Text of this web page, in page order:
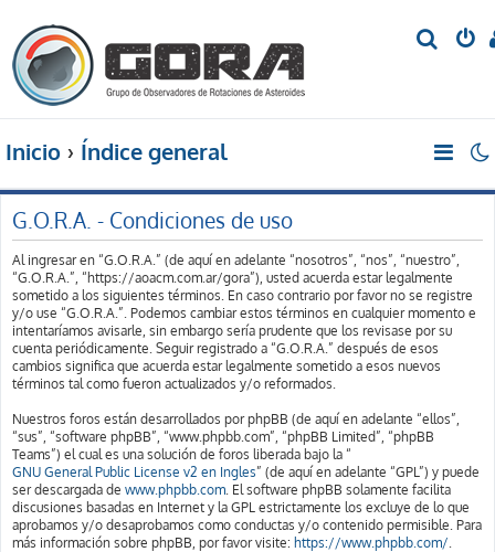
r
Inicio Índice general
G.O.R.A. - Condiciones de uso
Al ingresar en “G.O.R.A.” (de aquí en adelante “nosotros”, “nos”, “nuestro”,
“G.O.R.A.”, “https://aoacm.com.ar/gora”), usted acuerda estar legalmente
sometido a los siguientes términos. En caso contrario por favor no se registre
y/o use “G.O.R.A.”. Podemos cambiar estos términos en cualquier momento e
intentaríamos avisarle, sin embargo sería prudente que los revisase por su
cuenta periódicamente. Seguir registrado a “G.O.R.A.” después de esos
cambios significa que acuerda estar legalmente sometido a esos nuevos
términos tal como fueron actualizados y/o reformados.
Nuestros foros están desarrollados por phpBB (de aquí en adelante “ellos”,
“sus”, “software phpBB”, “www.phpbb.com”, “phpBB Limited”, “phpBB
Teams”) el cual es una solución de foros liberada bajo la “
GNU General Public License v2 en Ingles” (de aquí en adelante “GPL”) y puede
ser descargada de www.phpbb.com . El software phpBB solamente facilita
discusiones basadas en Internet y la GPL estrictamente los excluye de lo que
aprobamos y/o desaprobamos como conductas y/o contenido permisible. Para
más información sobre phpBB, por favor visite: https://www.phpbb.com/